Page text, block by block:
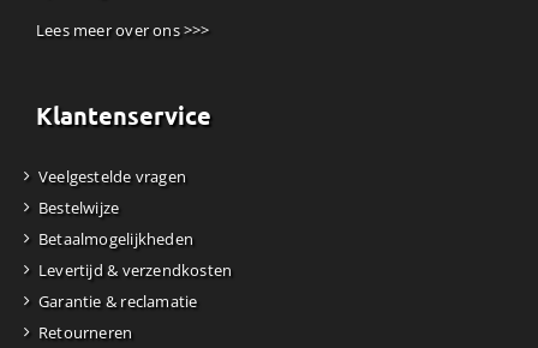
Lees meer over ons >>>
Klantenservice
Veelgestelde vragen
Bestelwijze
Betaalmogelijkheden
Levertijd & verzendkosten
Garantie & reclamatie
Retourneren